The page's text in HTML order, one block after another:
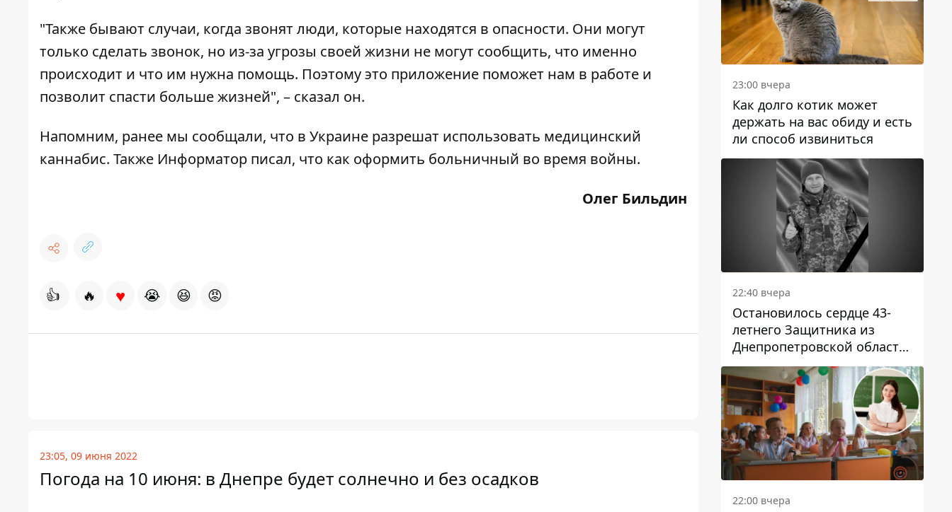
"Также бывают случаи, когда звонят люди, которые находятся в опасности. Они могут
только сделать звонок, но из-за угрозы своей жизни не могут сообщить, что именно
происходит и что им нужна помощь. Поэтому это приложение поможет нам в работе и
позволит спасти больше жизней", – сказал он.
Напомним, ранее мы сообщали, что в Украине разрешат использовать медицинский
каннабис. Также Информатор писал, что как оформить больничный во время войны.
Олег Бильдин
👍 🔥 ♥ 😭 😆 😡
23:05, 09 июня 2022
Погода на 10 июня: в Днепре будет солнечно и без осадков
23:00 вчера
Как долго котик может
держать на вас обиду и есть
ли способ извиниться
22:40 вчера
Остановилось сердце 43-
летнего Защитника из
Днепропетровской области
Евгения Зинченко
22:00 вчера